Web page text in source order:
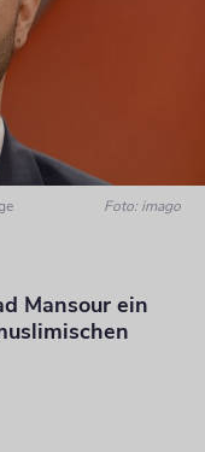
Foto: imago
Mansour ein